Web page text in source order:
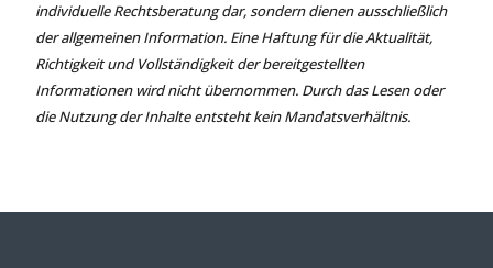
individuelle Rechtsberatung dar, sondern dienen ausschließlich
der allgemeinen Information. Eine Haftung für die Aktualität,
Richtigkeit und Vollständigkeit der bereitgestellten
Informationen wird nicht übernommen. Durch das Lesen oder
die Nutzung der Inhalte entsteht kein Mandatsverhältnis.